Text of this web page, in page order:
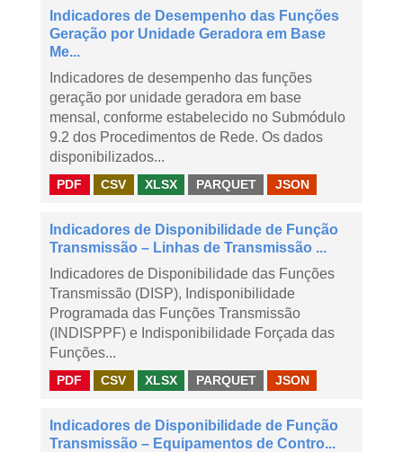
Indicadores de Desempenho das Funções
Geração por Unidade Geradora em Base
Me...
Indicadores de desempenho das funções
geração por unidade geradora em base
mensal, conforme estabelecido no Submódulo
9.2 dos Procedimentos de Rede. Os dados
disponibilizados...
PDF CSV XLSX PARQUET JSON
Indicadores de Disponibilidade de Função
Transmissão – Linhas de Transmissão ...
Indicadores de Disponibilidade das Funções
Transmissão (DISP), Indisponibilidade
Programada das Funções Transmissão
(INDISPPF) e Indisponibilidade Forçada das
Funções...
PDF CSV XLSX PARQUET JSON
Indicadores de Disponibilidade de Função
Transmissão – Equipamentos de Contro...